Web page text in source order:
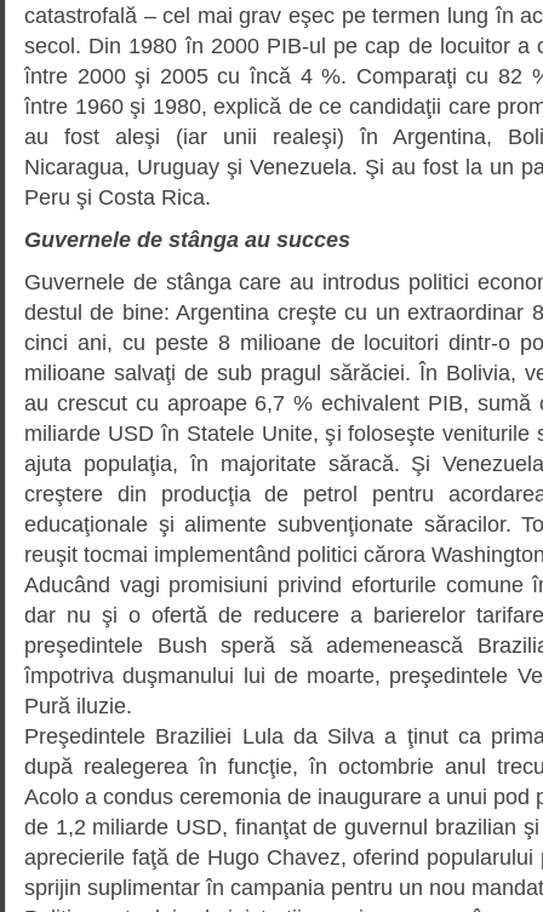
catastrofală – cel mai grav eşec pe termen lung în
secol. Din 1980 în 2000 PIB-ul pe cap de locuitor a
între 2000 şi 2005 cu încă 4 %. Comparaţi cu 82
între 1960 şi 1980, explică de ce candidaţii care
au fost aleşi (iar unii realeşi) în Argentina,
Nicaragua, Uruguay şi Venezuela. Şi au fost la un
Peru şi Costa Rica.
Guvernele de stânga au succes
Guvernele de stânga care au introdus politici
destul de bine: Argentina creşte cu un extraordinar
cinci ani, cu peste 8 milioane de locuitori dintr-o
milioane salvaţi de sub pragul sărăciei. În Bolivia,
au crescut cu aproape 6,7 % echivalent PIB, sumă
miliarde USD în Statele Unite, şi foloseşte veniturile
ajuta populaţia, în majoritate săracă. Şi
creştere din producţia de petrol pentru
educaţionale şi alimente subvenţionate săracilor.
reuşit tocmai implementând politici cărora
Aducând vagi promisiuni privind eforturile comune
dar nu şi o ofertă de reducere a barierelor
preşedintele Bush speră să ademenească
împotriva duşmanului lui de moarte, preşedintele
Pură iluzie.
Preşedintele Braziliei Lula da Silva a ţinut ca
după realegerea în funcţie, în octombrie anul
Acolo a condus ceremonia de inaugurare a unui pod
de 1,2 miliarde USD, finanţat de guvernul brazilian
aprecierile faţă de Hugo Chavez, oferind popularului
sprijin suplimentar în campania pentru un nou